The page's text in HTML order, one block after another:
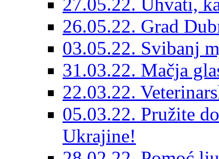
26.05.22. Grad
03.05.22. Svibanj
31.03.22. Mačja
22.03.22.
05.03.22. Pružite
Ukrajine!